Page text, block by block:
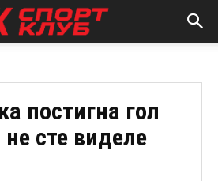
постигна гол
сте виделе